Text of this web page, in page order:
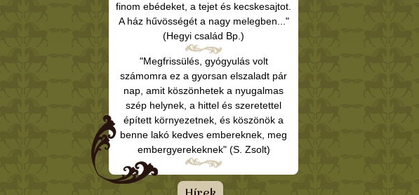
finom ebédeket, a tejet és kecskesajtot.
A ház hűvösségét a nagy melegben..."
(Hegyi család Bp.)
"Megfrissülés, gyógyulás volt
számomra ez a gyorsan elszaladt pár
nap, amit köszönhetek a nyugalmas
szép helynek, a hittel és szeretettel
épített környezetnek, és köszönök a
benne lakó kedves embereknek, meg
embergyerekeknek" (S. Zsolt)